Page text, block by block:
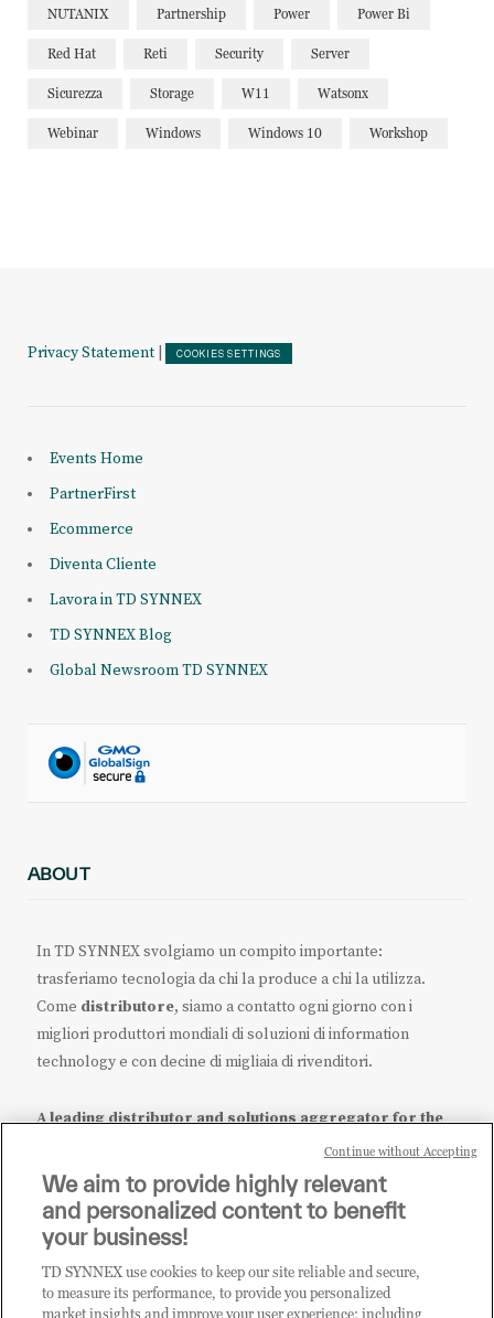
NUTANIX Partnership Power Power Bi
Red Hat Reti Security Server
Sicurezza Storage W11 Watsonx
Webinar Windows Windows 10 Workshop
Privacy Statement COOKIES SETTINGS
Events Home
PartnerFirst
Ecommerce
Diventa Cliente
Lavora in TD SYNNEX
TD SYNNEX Blog
Global Newsroom TD SYNNEX
ABOUT
In TD SYNNEX svolgiamo un compito importante:
trasferiamo tecnologia da chi la produce a chi la utilizza.
Come distributore, siamo a contatto ogni giorno con i
migliori produttori mondiali di soluzioni di information
technology e con decine di migliaia di rivenditori.
A leading distributor and solutions aggregator for the
it.tdsynnex.com eu.tdsynnex.com| tdsynnex.com
CATEGORIE
We aim to provide highly relevant
and personalized content to benefit
your business!
TD SYNNEX use cookies to keep our site reliable and secure,
to measure its performance, to provide you personalized
market insights and improve your user experience; including
Continue without Accepting